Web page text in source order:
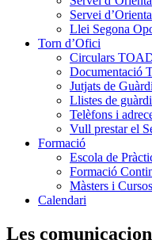
Servei
Llei Segona
Torn d’Ofici
Circulars
Documentació
Jutjats de
Llistes de
Telèfons i
Vull prestar el
Formació
Escola de
Formació
Màsters i
Calendari
Les